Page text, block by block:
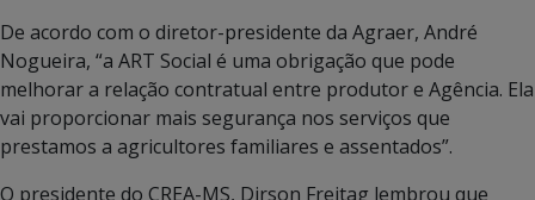
De acordo com o diretor-presidente da Agraer, André
Nogueira, “a ART Social é uma obrigação que pode
melhorar a relação contratual entre produtor e Agência. Ela
vai proporcionar mais segurança nos serviços que
prestamos a agricultores familiares e assentados”.
O presidente do CREA-MS, Dirson Freitag lembrou que